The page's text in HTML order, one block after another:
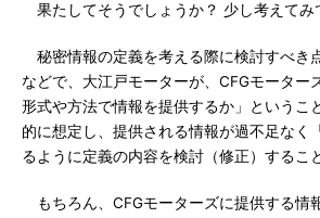
果たしてそうでしょうか？ 少し考えてみ
秘密情報の定義を考える際に検討すべき
などで、大江戸モーターが、CFGモーター
形式や方法で情報を提供するか」というこ
的に想定し、提供される情報が過不足なく
るように定義の内容を検討（修正）するこ
もちろん、CFGモーターズに提供する情